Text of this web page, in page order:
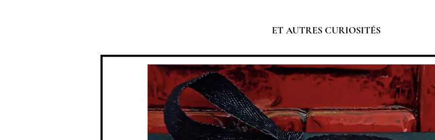
ET AUTRES CURIOSITÉS